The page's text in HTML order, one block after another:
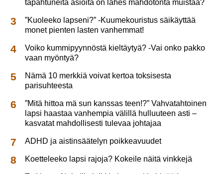
tapahtuneita asioita on lähes mahdotonta muistaa?
”Kuoleeko lapseni?” -Kuumekouristus säikäyttää
monet pienten lasten vanhemmat!
Voiko kummipyynnöstä kieltäytyä? -Vai onko pakko
vaan myöntyä?
Nämä 10 merkkiä voivat kertoa toksisesta
parisuhteesta
”Mitä hittoa mä sun kanssas teen!?” Vahvatahtoinen
lapsi haastaa vanhempia välillä hulluuteen asti –
kasvatat mahdollisesti tulevaa johtajaa
ADHD ja aistinsäätelyn poikkeavuudet
Koetteleeko lapsi rajoja? Kokeile näitä vinkkejä